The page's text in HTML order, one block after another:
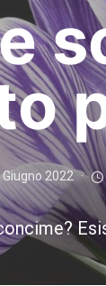
Giugno 2022